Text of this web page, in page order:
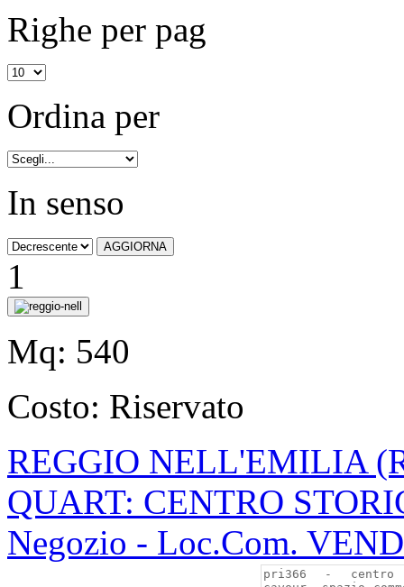
Righe per pag
Ordina per
In senso
1
Mq: 540
Costo: Riservato
REGGIO NELL'EMILIA
QUART: CENTRO
Negozio - Loc.Com.